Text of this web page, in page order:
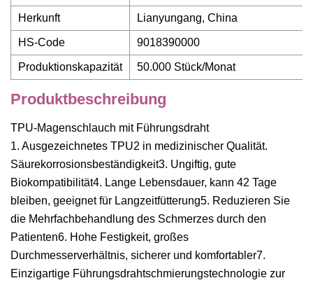
Herkunft Lianyungang, China
HS-Code 9018390000
Produktionskapazität 50.000 Stück/Monat
Produktbeschreibung
TPU-Magenschlauch mit Führungsdraht
1. Ausgezeichnetes TPU2 in medizinischer Qualität.
Säurekorrosionsbeständigkeit3. Ungiftig, gute
Biokompatibilität4. Lange Lebensdauer, kann 42 Tage
bleiben, geeignet für Langzeitfütterung5. Reduzieren Sie
die Mehrfachbehandlung des Schmerzes durch den
Patienten6. Hohe Festigkeit, großes
Durchmesserverhältnis, sicherer und komfortabler7.
Einzigartige Führungsdrahtschmierungstechnologie zur